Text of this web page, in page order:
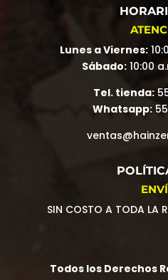
Lunes a Viernes:
Sábado:10:00
Tel. tienda:
Whatsapp:
SIN COSTO A TODA LA
Todos los Derechos